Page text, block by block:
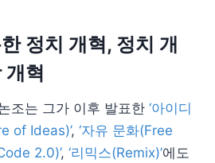
정치 개혁, 정치 개
혁
조는 그가 이후 발표한 ‘아이디
of Ideas)’, ‘자유 문화(Free
2.0)’, ‘리믹스(Remix)’에도